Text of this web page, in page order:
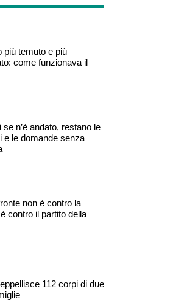
più temuto e più
come funzionava il
n’è andato, restano le
e le domande senza
non è contro la
contro il partito della
112 corpi di due